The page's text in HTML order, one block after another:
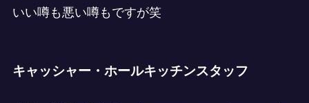
いい噂も悪い噂もですが笑
キャッシャー・ホールキッチンスタッフ